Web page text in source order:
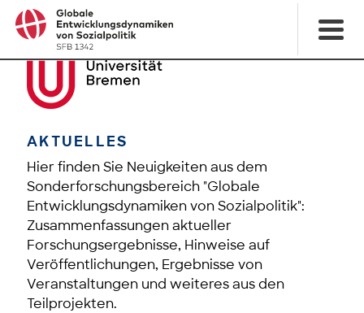
AKTUELLES
Hier finden Sie Neuigkeiten aus dem
Sonderforschungsbereich "Globale
Entwicklungsdynamiken von Sozialpolitik":
Zusammenfassungen aktueller
Forschungsergebnisse, Hinweise auf
Veröffentlichungen, Ergebnisse von
Veranstaltungen und weiteres aus den
Teilprojekten.